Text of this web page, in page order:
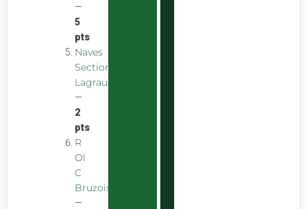
—
5
pts
Naves
Section
Lagraulière
—
2
pts
R
Ol
C
Bruzois
—